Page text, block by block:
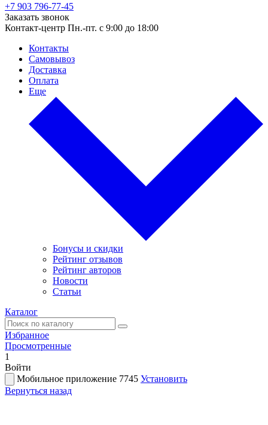
+7 903 796-77-45
Заказать звонок
Контакт-центр Пн.-пт. с 9:00 до 18:00
Контакты
Самовывоз
Доставка
Оплата
Еще
Бонусы и скидки
Рейтинг отзывов
Рейтинг авторов
Новости
Статьи
Каталог
Избранное
Просмотренные
1
Войти
Мобильное приложение 7745 Установить
Вернуться назад